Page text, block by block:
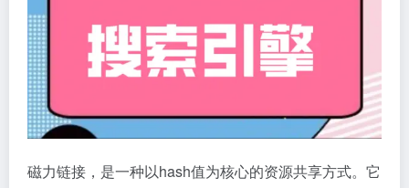
磁力链接 ，是一种以hash值为核心的资源共享方式。它